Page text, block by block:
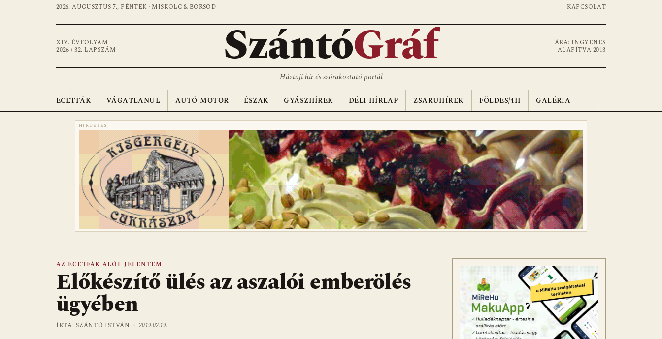
2026. AUGUSZTUS 7., PÉNTEK · MISKOLC & BORSOD KAPCSOLAT
XIV. ÉVFOLYAM
2026 / 32. LAPSZÁM
SzántóGráf
ÁRA: INGYENES
ALAPÍTVA 2013
Háztáji hír és szórakoztató portál
ECETFÁK VÁGATLANUL AUTÓ-MOTOR ÉSZAK GYÁSZHÍREK DÉLI HÍRLAP ZSARUHÍREK FÖLDES/4H GALÉRIA
HIRDETÉS
AZ ECETFÁK ALÓL JELENTEM
Előkészítő ülés az aszalói emberölés
ügyében
ÍRTA: SZÁNTÓ ISTVÁN ·2019.02.19.